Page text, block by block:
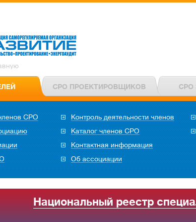
СРО ПРОЕКТИРОВЩИКОВ СРО
СРО
Контроль деятельности членов
Каталог членов СРО
Контактная информация
Об ассоциации
Национальный реестр